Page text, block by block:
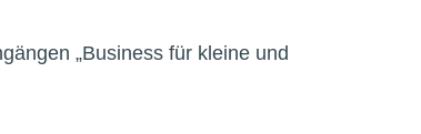
„Business für kleine und